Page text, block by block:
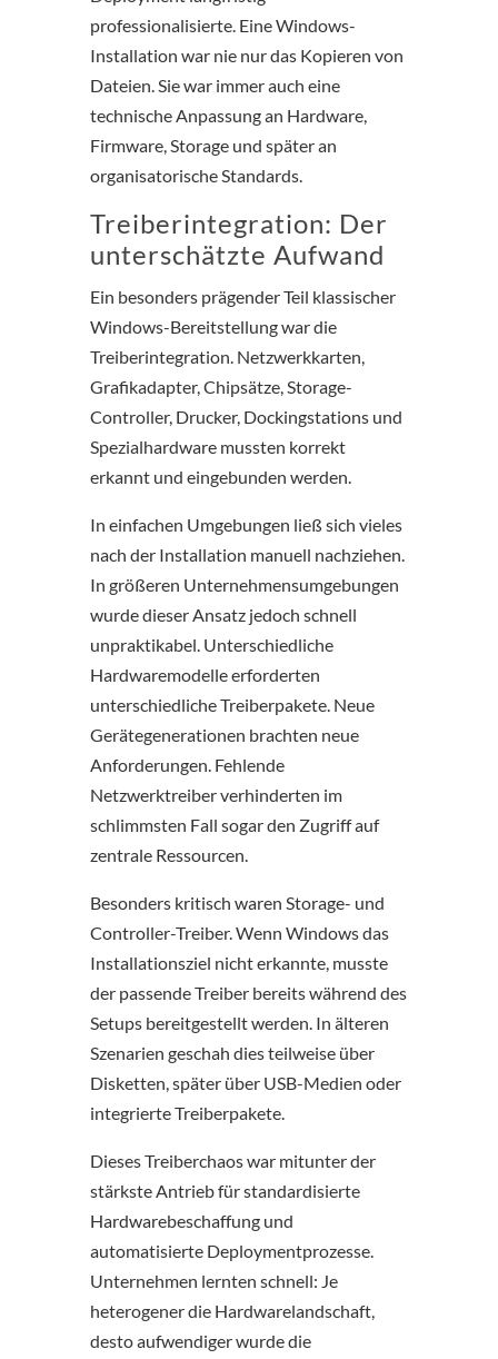
professionalisierte. Eine Windows-
Installation war nie nur das Kopieren von
Dateien. Sie war immer auch eine
technische Anpassung an Hardware,
Firmware, Storage und später an
organisatorische Standards.
Treiberintegration: Der
unterschätzte Aufwand
Ein besonders prägender Teil klassischer
Windows-Bereitstellung war die
Treiberintegration. Netzwerkkarten,
Grafikadapter, Chipsätze, Storage-
Controller, Drucker, Dockingstations und
Spezialhardware mussten korrekt
erkannt und eingebunden werden.
In einfachen Umgebungen ließ sich vieles
nach der Installation manuell nachziehen.
In größeren Unternehmensumgebungen
wurde dieser Ansatz jedoch schnell
unpraktikabel. Unterschiedliche
Hardwaremodelle erforderten
unterschiedliche Treiberpakete. Neue
Gerätegenerationen brachten neue
Anforderungen. Fehlende
Netzwerktreiber verhinderten im
schlimmsten Fall sogar den Zugriff auf
zentrale Ressourcen.
Besonders kritisch waren Storage- und
Controller-Treiber. Wenn Windows das
Installationsziel nicht erkannte, musste
der passende Treiber bereits während des
Setups bereitgestellt werden. In älteren
Szenarien geschah dies teilweise über
Disketten, später über USB-Medien oder
integrierte Treiberpakete.
Dieses Treiberchaos war mitunter der
stärkste Antrieb für standardisierte
Hardwarebeschaffung und
automatisierte Deploymentprozesse.
Unternehmen lernten schnell: Je
heterogener die Hardwarelandschaft,
desto aufwendiger wurde die